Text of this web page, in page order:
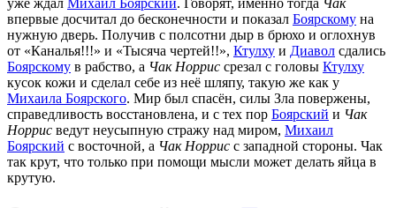
впервые досчитал до бесконечности и показал Боярскому на
нужную дверь. Получив с полсотни дыр в брюхо и оглохнув
от «Каналья!!!» и «Тысяча чертей!!», Ктулху и Диавол сдались
Боярскому в рабство, а Чак Норрис срезал с головы Ктулху
кусок кожи и сделал себе из неё шляпу, такую же как у
Михаила Боярского. Мир был спасён, силы Зла повержены,
справедливость восстановлена, и с тех пор Боярский и Чак
Норрис ведут неусыпную стражу над миром, Михаил
Боярский с восточной, а Чак Норрис с западной стороны. Чак
так крут, что только при помощи мысли может делать яйца в
крутую.